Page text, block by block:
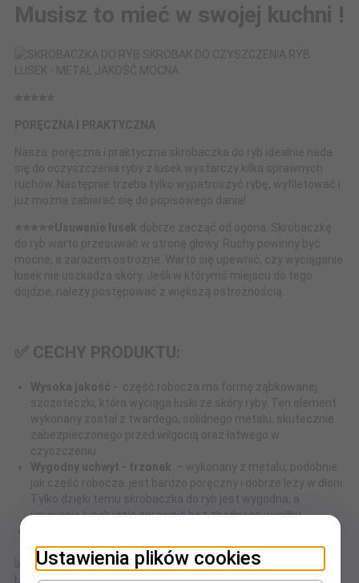
Musisz to mieć w swojej kuchni !
⭐️⭐️⭐️⭐️⭐️
PORĘCZNA I PRAKTYCZNA
Nasza poręczna i praktyczna skrobaczka do ryb idealnie nada
się do oczyszczenia ryby z łusek wystarczy kilka sprawnych
ruchów. Następnie trzeba tylko wypatroszyć rybę, wyfiletować i
już można zabierać się do popisowego dania!
⭐️⭐️⭐️⭐️⭐️Usuwanie łusek dobrze zacząć od ogona. Skrobaczkę
do ryb warto przesuwać w stronę głowy. Ruchy powinny być
mocne, a zarazem ostrożne. Warto się upewnić, czy wyciąganie
łusek nie uszkadza skóry. Jeśli w którymś miejscu do tego
dojdzie, należy postępować z większą ostrożnością.
✅ CECHY PRODUKTU:
Wysoka jakość - część robocza ma formę ząbkowanej
szczoteczki, która wyciąga łuski ze skóry ryby. Ten element
wykonany został z twardego, solidnego metalu, skutecznie
zabezpieczonego przed wilgocią oraz łatwego w
czyszczeniu
Wygodny uchwyt - trzonek – wykonany z metalu, podobnie
jak część robocza. jest bardzo poręczny i dobrze leży w dłoni.
Tylko dzięki temu skrobaczka do ryb jest wygodna, a
usuwanie łusek idzie sprawnie bez zbędnego wysiłku
łatwe zawieszenie
Ustawienia plików cookies